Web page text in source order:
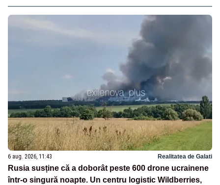
6 aug. 2026, 11:43 Realitatea de Galati
Rusia susține că a doborât peste 600 drone ucrainene
într-o singură noapte. Un centru logistic Wildberries,